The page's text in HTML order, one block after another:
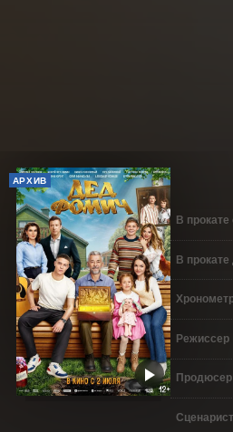
АРХИВ
В прокате
В прокате
Режиссер
Продюсер
Сценарист